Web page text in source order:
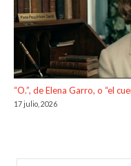
“O.”, de Elena Garro, o “el
17 julio, 2026